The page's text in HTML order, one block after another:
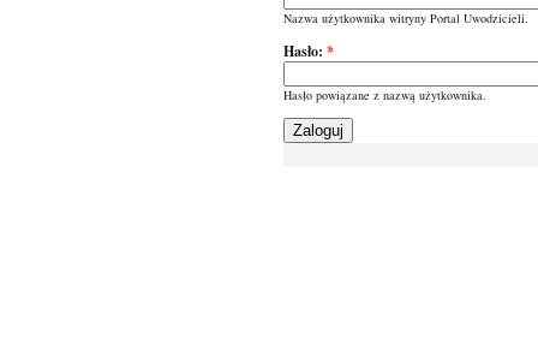
Nazwa użytkownika witryny Portal Uwodzicieli.
Hasło:*
Hasło powiązane z nazwą użytkownika.